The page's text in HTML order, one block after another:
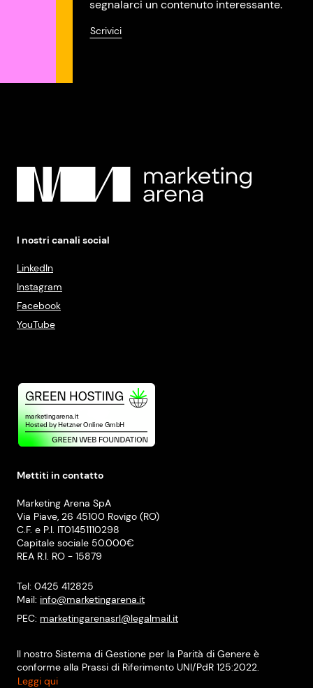
segnalarci un contenuto interessante.
Scrivici
I nostri canali social
LinkedIn
Instagram
Facebook
YouTube
Mettiti in contatto
Marketing Arena SpA
Via Piave, 26 45100 Rovigo (RO)
C.F. e P.I. IT01451110298
Capitale sociale 50.000€
REA R.I. RO - 15879
Tel: 0425 412825
Mail: info@marketingarena.it
PEC: marketingarenasrl@legalmail.it
Il nostro Sistema di Gestione per la Parità di Genere è
conforme alla Prassi di Riferimento UNI/PdR 125:2022.
Leggi qui